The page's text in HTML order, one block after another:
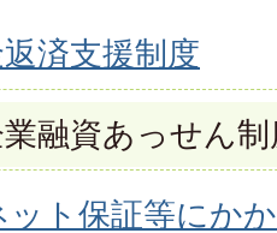
済支援制度
融資あっせん制
ト保証等にか